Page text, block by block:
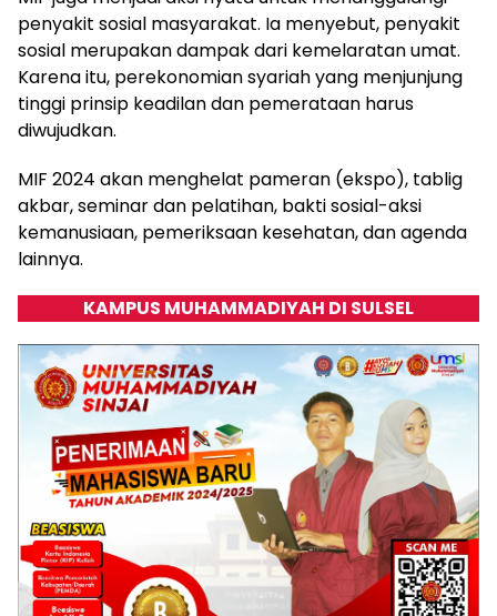
penyakit sosial masyarakat. Ia menyebut, penyakit
sosial merupakan dampak dari kemelaratan umat.
Karena itu, perekonomian syariah yang menjunjung
tinggi prinsip keadilan dan pemerataan harus
diwujudkan.
MIF 2024 akan menghelat pameran (ekspo), tablig
akbar, seminar dan pelatihan, bakti sosial-aksi
kemanusiaan, pemeriksaan kesehatan, dan agenda
lainnya.
KAMPUS MUHAMMADIYAH DI SULSEL